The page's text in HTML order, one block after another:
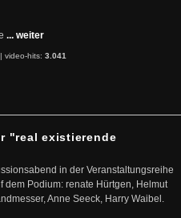
... weiter
| video-hits: 3.041
"real existierende
in der Veranstaltungsreihe
dem Podium: renate Hürtgen, Helmut
Anne Seeck, Harry Waibel.